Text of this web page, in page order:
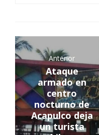
Anterior
Ataque
armado en
centro
nocturno de
Acapulco deja
un turista